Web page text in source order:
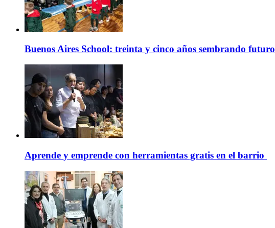
Buenos Aires School: treinta y cinco años sembrando futuro
Aprende y emprende con herramientas gratis en el barrio